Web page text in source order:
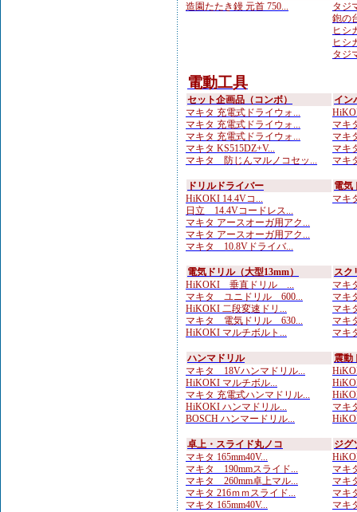
造園たたき鏝 元首 750...
タジ
鉋の
ヒシ
ヒシ
タジ
電動工具
セット企画品（コンボ）
マキタ 充電式ドライウォ...
マキタ 充電式ドライウォ...
マキタ 充電式ドライウォ...
マキタ KS515DZ+V...
マキタ 防じんマルノコセッ...
イン
マキ
マキ
マキ
マキ
ドリルドライバー
HiKOKI 14.4Vコ...
日立 14.4Vコードレス...
マキタ アースオーガ用アク...
マキタ アースオーガ用アク...
マキタ 10.8Vドライバ...
電気
マキ
電気ドリル（大型13mm）
HiKOKI 垂直ドリル ...
マキタ ユニドリル 600...
HiKOKI 二段変速ドリ...
マキタ 電気ドリル 630...
HiKOKI マルチボルト...
スク
マキ
マキ
マキ
マキ
マキ
ハンマドリル
マキタ 18Vハンマドリル...
HiKOKI マルチボル...
マキタ 充電式ハンマドリル...
HiKOKI ハンマドリル...
BOSCH ハンマードリル...
震動
マキ
卓上・スライド丸ノコ
マキタ 165mm40V...
マキタ 190mmスライド...
マキタ 260mm卓上マル...
マキタ 216ｍｍスライド...
マキタ 165mm40V...
ジグ
マキ
マキ
マキ
マキ